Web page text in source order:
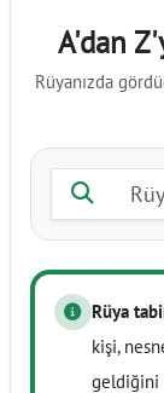
A'dan
Rüyanızda
Rüya tabiri ara
Rüya
kişi,
geldiğini